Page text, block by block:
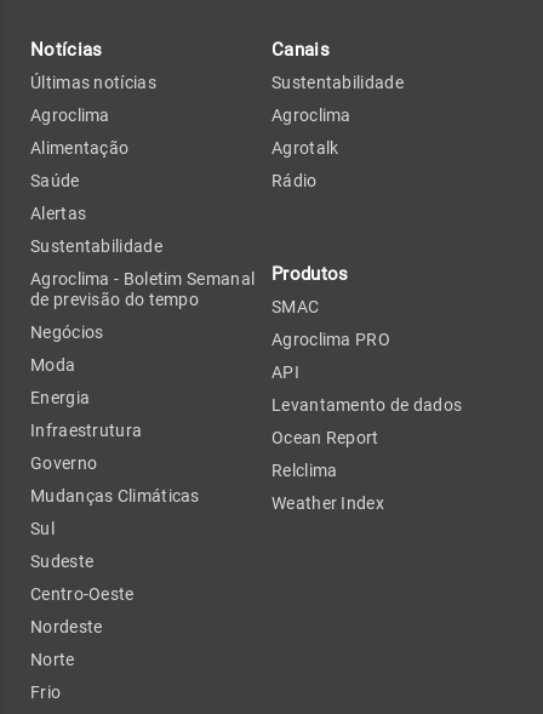
Notícias
Últimas notícias
Agroclima
Alimentação
Saúde
Alertas
Sustentabilidade
Agroclima - Boletim Semanal
de previsão do tempo
Negócios
Moda
Energia
Infraestrutura
Governo
Mudanças Climáticas
Sul
Sudeste
Centro-Oeste
Nordeste
Norte
Frio
Canais
Sustentabilidade
Agroclima
Agrotalk
Rádio
Produtos
SMAC
Agroclima PRO
API
Levantamento de dados
Ocean Report
Relclima
Weather Index